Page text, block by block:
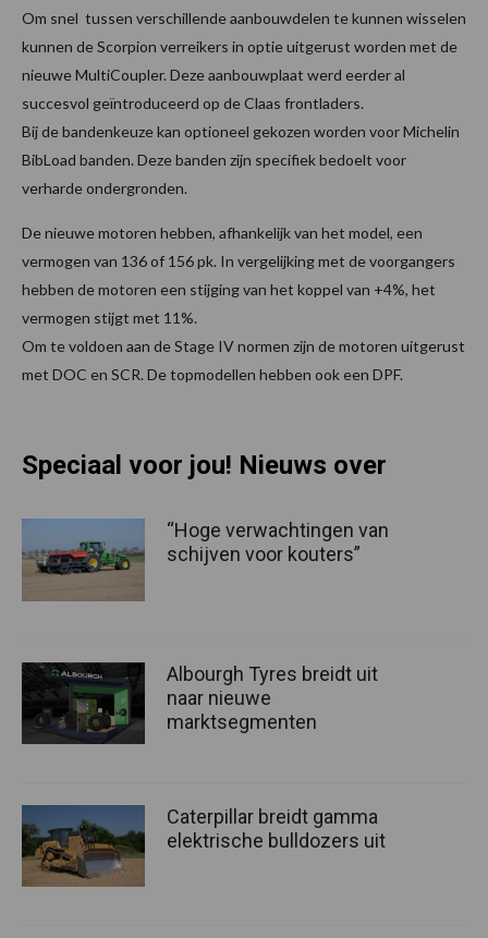
Om snel tussen verschillende aanbouwdelen te kunnen wisselen
kunnen de Scorpion verreikers in optie uitgerust worden met de
nieuwe MultiCoupler. Deze aanbouwplaat werd eerder al
succesvol geïntroduceerd op de Claas frontladers.
Bij de bandenkeuze kan optioneel gekozen worden voor Michelin
BibLoad banden. Deze banden zijn specifiek bedoelt voor
verharde ondergronden.
De nieuwe motoren hebben, afhankelijk van het model, een
vermogen van 136 of 156 pk. In vergelijking met de voorgangers
hebben de motoren een stijging van het koppel van +4%, het
vermogen stijgt met 11%.
Om te voldoen aan de Stage IV normen zijn de motoren uitgerust
met DOC en SCR. De topmodellen hebben ook een DPF.
Speciaal voor jou! Nieuws over
“Hoge verwachtingen van
schijven voor kouters”
Albourgh Tyres breidt uit
naar nieuwe
marktsegmenten
Caterpillar breidt gamma
elektrische bulldozers uit